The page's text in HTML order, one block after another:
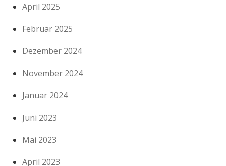
April 2025
Februar 2025
Dezember 2024
November 2024
Januar 2024
Juni 2023
Mai 2023
April 2023